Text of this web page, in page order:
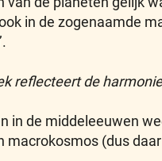
in de zogenaamde
reflecteert de
in de middeleeuwen
(dus